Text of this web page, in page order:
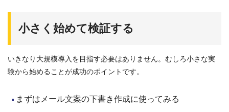
小さく始めて検証する
いきなり大規模導入を目指す必要はありません。むしろ小さな実
験から始めることが成功のポイントです。
まずはメール文案の下書き作成に使ってみる